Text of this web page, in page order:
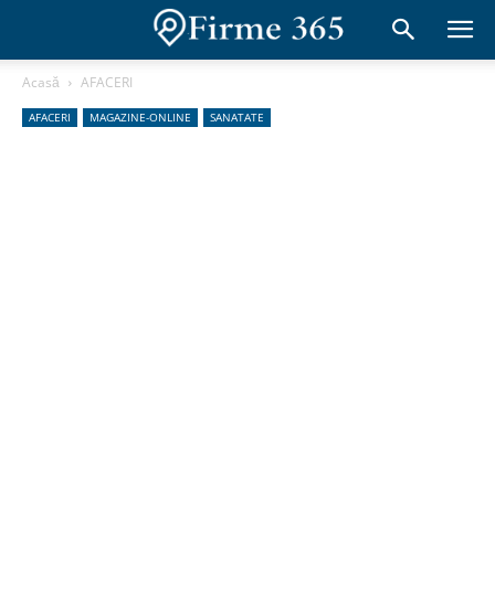
Acasă AFACERI
AFACERI MAGAZINE-ONLINE SANATATE